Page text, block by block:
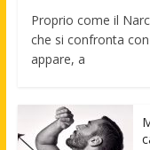
Proprio come il
che si confronta
appare, a